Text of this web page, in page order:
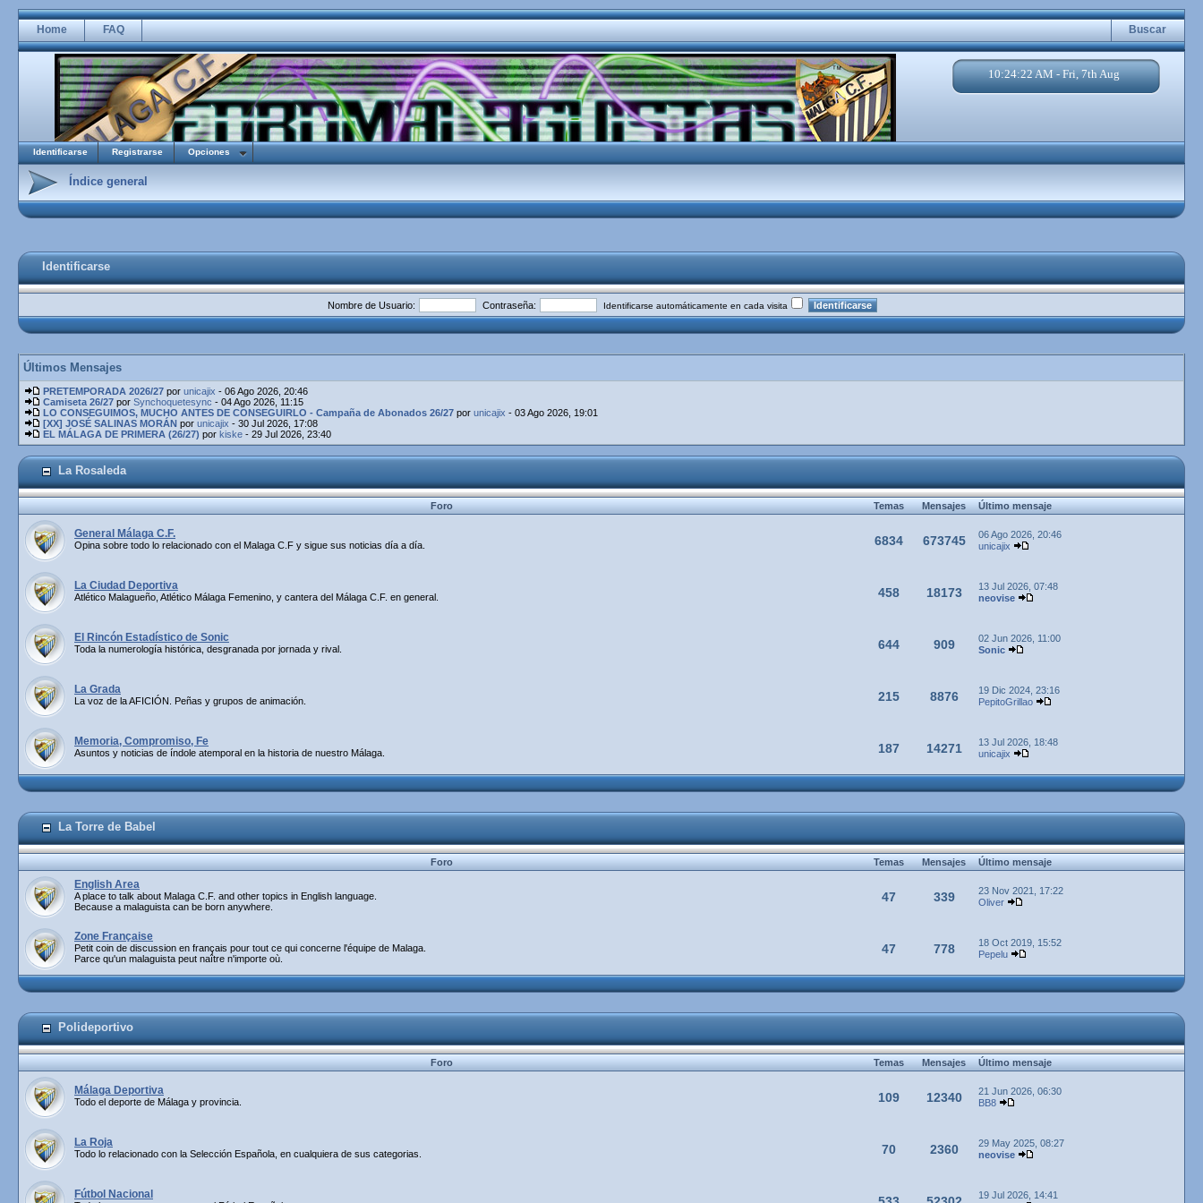
Home FAQ Buscar
10:24:23 AM - Fri, 7th Aug
Identificarse Registrarse Opciones
Índice general
Identificarse
Nombre de Usuario: Contraseña: Identificarse automáticamente en cada visita
Últimos Mensajes
PRETEMPORADA 2026/27 por unicajix - 06 Ago 2026, 20:46
Camiseta 26/27 por Synchoquetesync - 04 Ago 2026, 11:15
LO CONSEGUIMOS, MUCHO ANTES DE CONSEGUIRLO - Campaña de Abonados 26/27 por unicajix - 03 Ago 2026, 19:01
[XX] JOSÉ SALINAS MORÁN por unicajix - 30 Jul 2026, 17:08
EL MÁLAGA DE PRIMERA (26/27) por kiske - 29 Jul 2026, 23:40
La Rosaleda
Foro TemasMensajesÚltimo mensaje
General Málaga C.F.
Opina sobre todo lo relacionado con el Malaga C.F y sigue sus noticias día a día. 6834 673745
06 Ago 2026, 20:46
unicajix
La Ciudad Deportiva
Atlético Malagueño, Atlético Málaga Femenino, y cantera del Málaga C.F. en general. 458 18173
13 Jul 2026, 07:48
neovise
El Rincón Estadístico de Sonic
Toda la numerología histórica, desgranada por jornada y rival. 644 909
02 Jun 2026, 11:00
Sonic
La Grada
La voz de la AFICIÓN. Peñas y grupos de animación. 215 8876
19 Dic 2024, 23:16
PepitoGrillao
Memoria, Compromiso, Fe
Asuntos y noticias de índole atemporal en la historia de nuestro Málaga. 187 14271
13 Jul 2026, 18:48
unicajix
La Torre de Babel
Foro TemasMensajesÚltimo mensaje
English Area
A place to talk about Malaga C.F. and other topics in English language.
Because a malaguista can be born anywhere.
47 339
23 Nov 2021, 17:22
Oliver
Zone Française
Petit coin de discussion en français pour tout ce qui concerne l'équipe de Malaga.
Parce qu'un malaguista peut naître n'importe où.
47 778
18 Oct 2019, 15:52
Pepelu
Polideportivo
Foro TemasMensajesÚltimo mensaje
Málaga Deportiva
Todo el deporte de Málaga y provincia. 109 12340
21 Jun 2026, 06:30
BB8
La Roja
Todo lo relacionado con la Selección Española, en cualquiera de sus categorias. 70 2360
29 May 2025, 08:27
neovise
Fútbol Nacional
19 Jul 2026, 14:41